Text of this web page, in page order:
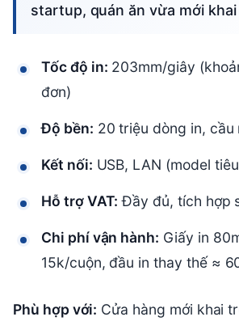
startup, quán ăn vừa mới
Tốc độ in: 203mm/giây
đơn)
Độ bền: 20 triệu dòng in, cầu
Kết nối: USB, LAN (model
Hỗ trợ VAT: Đầy đủ, tích hợp
Chi phí vận hành: Giấy in
15k/cuộn, đầu in thay thế ≈
Phù hợp với: Cửa hàng mới khai